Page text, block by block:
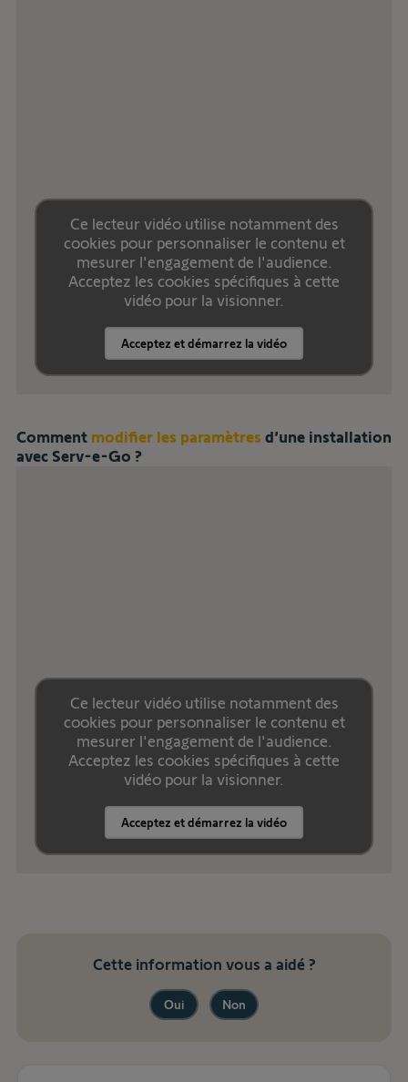
Ce lecteur vidéo utilise notamment des
cookies pour personnaliser le contenu et
mesurer l'engagement de l'audience.
Acceptez les cookies spécifiques à cette
vidéo pour la visionner.
Acceptez et démarrez la vidéo
Comment modifier les paramètres d’une installation
avec Serv-e-Go ?
Ce lecteur vidéo utilise notamment des
cookies pour personnaliser le contenu et
mesurer l'engagement de l'audience.
Acceptez les cookies spécifiques à cette
vidéo pour la visionner.
Acceptez et démarrez la vidéo
Cette information vous a aidé ?
Oui Non